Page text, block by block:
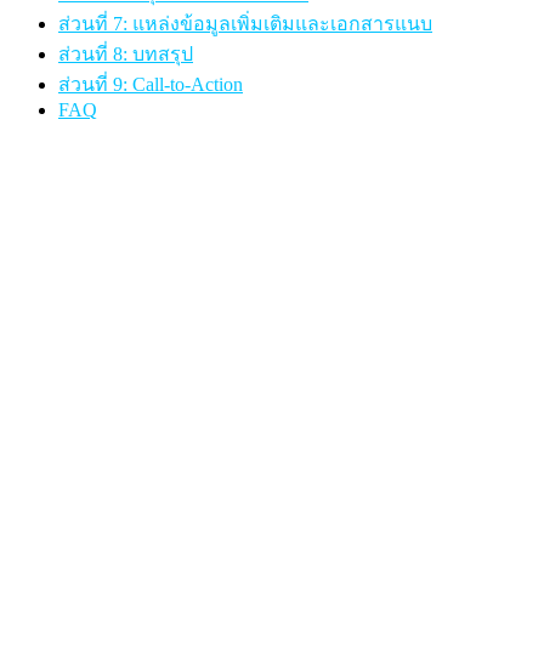
ส่วนที่ 7: แหล่งข้อมูลเพิ่มเติมและเอกสารแนบ
ส่วนที่ 8: บทสรุป
ส่วนที่ 9: Call-to-Action
FAQ